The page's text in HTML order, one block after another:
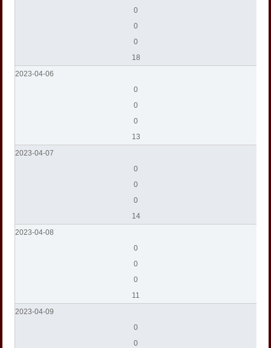
0
0
0
18
2023-04-06
0
0
0
13
2023-04-07
0
0
0
14
2023-04-08
0
0
0
11
2023-04-09
0
0